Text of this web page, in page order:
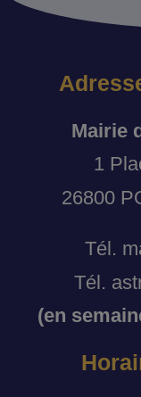
Mairie
1
26800
Tél.
Tél.
(en